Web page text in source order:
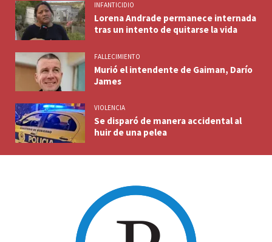
INFANTICIDIO
Lorena Andrade permanece internada
tras un intento de quitarse la vida
FALLECIMIENTO
Murió el intendente de Gaiman, Darío
James
VIOLENCIA
Se disparó de manera accidental al
huir de una pelea